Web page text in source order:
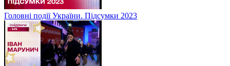
Головні події України. Підсумки 2023